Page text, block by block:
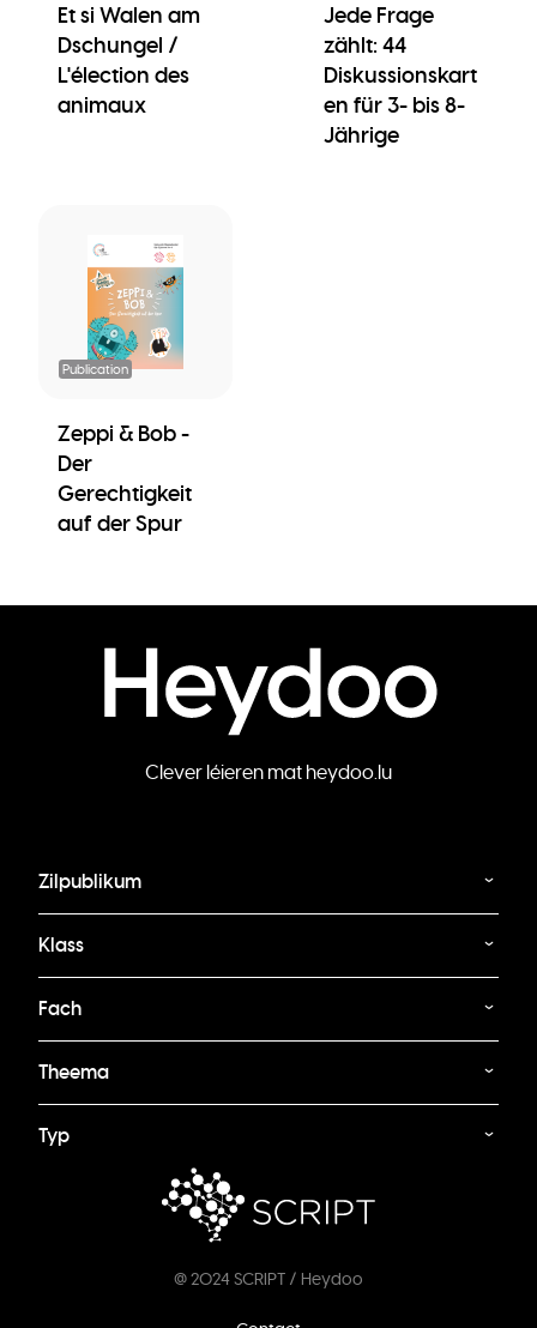
Et si Walen am
Dschungel /
L'élection des
animaux
Jede Frage
zählt: 44
Diskussionskart
en für 3- bis 8-
Jährige
Publication
Zeppi & Bob -
Der
Gerechtigkeit
auf der Spur
Clever léieren mat heydoo.lu
Zilpublikum
Klass
Fach
Theema
Typ
@ 2024 SCRIPT / Heydoo